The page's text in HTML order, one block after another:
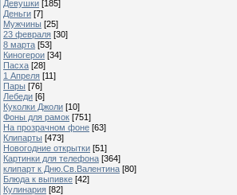
Девушки [185]
Деньги [7]
Мужчины [25]
23 февраля [30]
8 марта [53]
Киногерои [34]
Пасха [28]
1 Апреля [11]
Пары [76]
Лебеди [6]
Куколки Джоли [10]
Фоны для рамок [751]
На прозрачном фоне [63]
Клипарты [473]
Новогодние открытки [51]
Картинки для телефона [364]
клипарт к Дню.Св.Валентина [80]
Блюда к выпивке [42]
Кулинария [82]